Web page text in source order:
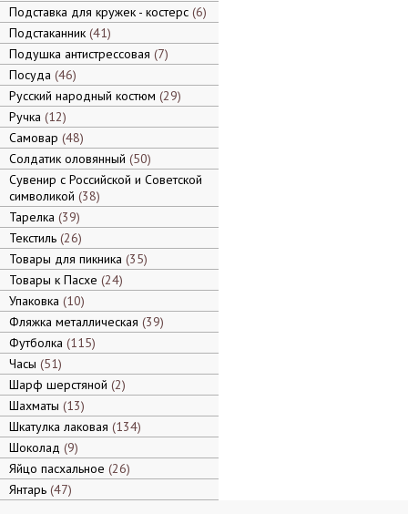
Подставка для кружек - костерс 6
Подстаканник 41
Подушка антистрессовая 7
Посуда 46
Русский народный костюм 29
Ручка 12
Самовар 48
Солдатик оловянный 50
Сувенир с Российской и Советской
символикой 38
Тарелка 39
Текстиль 26
Товары для пикника 35
Товары к Пасхе 24
Упаковка 10
Фляжка металлическая 39
Футболка 115
Часы 51
Шарф шерстяной 2
Шахматы 13
Шкатулка лаковая 134
Шоколад 9
Яйцо пасхальное 26
Янтарь 47